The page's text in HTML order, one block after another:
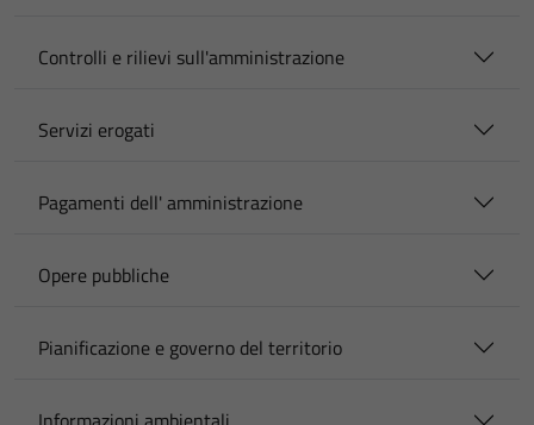
Controlli e rilievi sull'amministrazione
Servizi erogati
Pagamenti dell' amministrazione
Opere pubbliche
Pianificazione e governo del territorio